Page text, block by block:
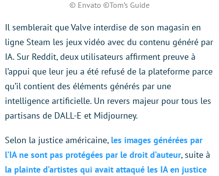
© Envato ©Tom’s Guide
Il semblerait que Valve interdise de son magasin en
ligne Steam les jeux vidéo avec du contenu généré par
IA. Sur Reddit, deux utilisateurs affirment preuve à
l’appui que leur jeu a été refusé de la plateforme parce
qu’il contient des éléments générés par une
intelligence artificielle. Un revers majeur pour tous les
partisans de DALL-E et Midjourney.
Selon la justice américaine, les images générées par
l’IA ne sont pas protégées par le droit d’auteur, suite à
la plainte d’artistes qui avait attaqué les IA en justice